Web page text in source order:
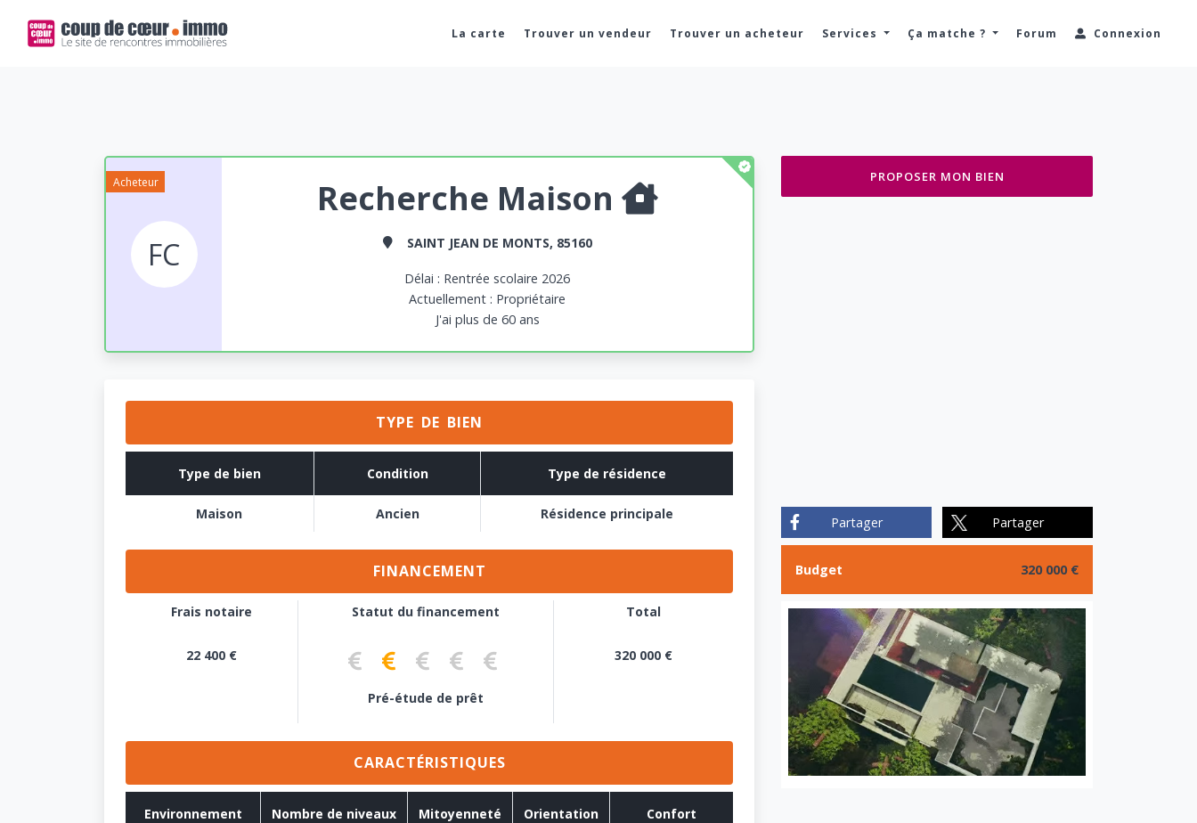
La carte Trouver un vendeur Trouver un acheteur Services Ça matche ? Forum Connexion
Acheteur
FC
Recherche Maison
SAINT JEAN DE MONTS, 85160
Délai : Rentrée scolaire 2026
Actuellement : Propriétaire
J'ai plus de 60 ans
TYPE DE BIEN
Type de bien
Maison
Condition
Ancien
Type de résidence
Résidence principale
FINANCEMENT
Frais notaire
22 400 €
Statut du financement
Aucune démarche réalisée
Pré-étude de prêt
Pré-accord de prêt
Accord de principe
Pas d'emprunt
Pré-étude de prêt
Total
320 000 €
CARACTÉRISTIQUES
Environnement Nombre de niveaux Mitoyenneté Orientation Confort
Partager Partager
Budget 320 000 €